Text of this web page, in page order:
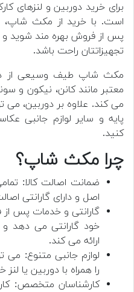
برای خرید دوربین و لنزهای
است. با خرید از مکث شاپ،
پس از فروش بهره مند شوید و
تجهیزاتتان راحت باشد.
مکث شاپ طیف وسیعی از
معتبر مانند کانن، نیکون و
می کند. علاوه بر دوربین، می
پایه و سایر لوازم جانبی
کنید.
چرا مکث شاپ؟
ضمانت اصالت کالا:
اصل و دارای گارانتی
گارانتی و خدمات پس
خود گارانتی می دهد
ارائه می کند.
لوازم جانبی متنوع: می
را همراه با دوربین یا لنز
کارشناسان متخصص: